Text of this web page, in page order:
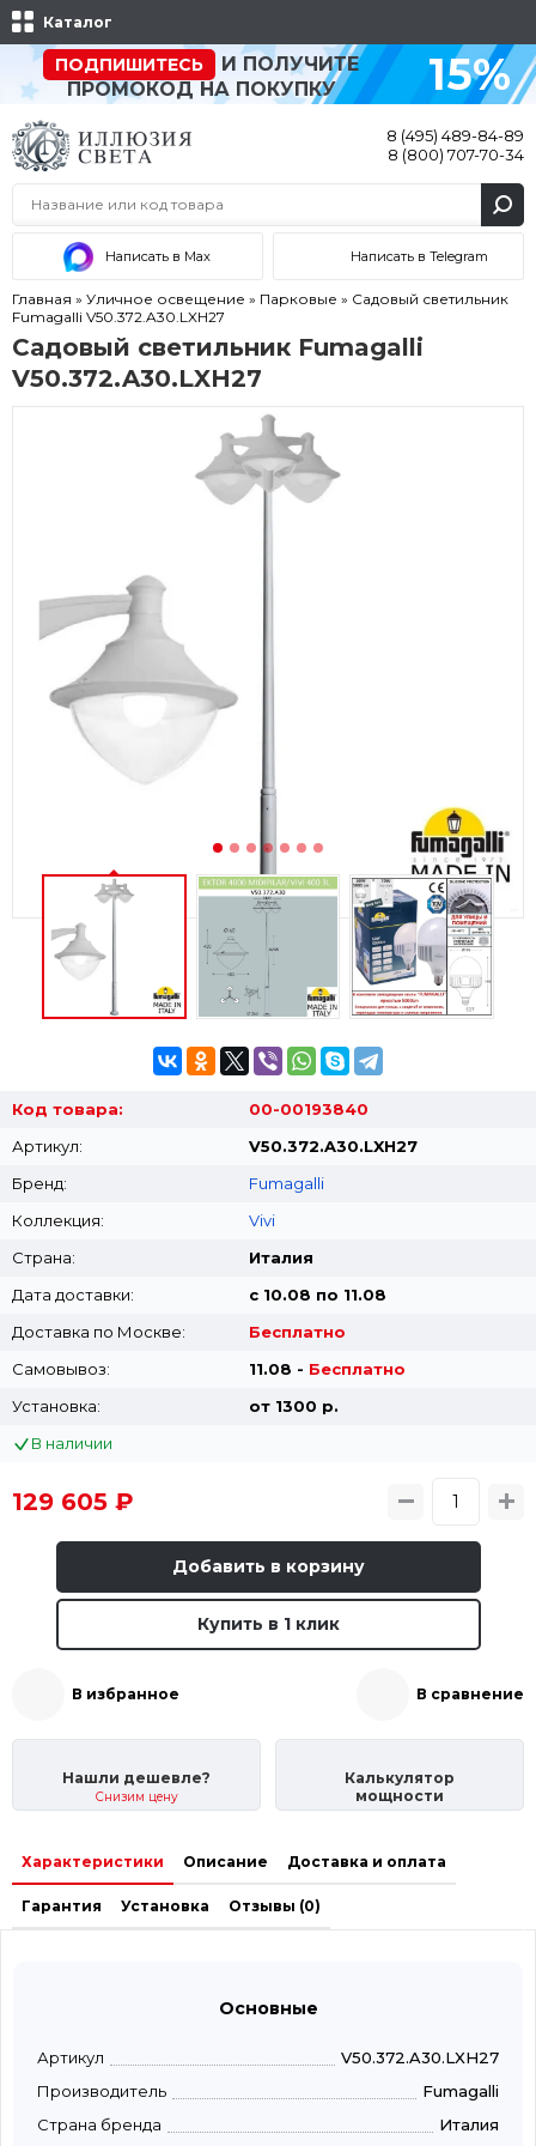
Каталог
ПОДПИШИТЕСЬ
И ПОЛУЧИТЕ
ПРОМОКОД НА ПОКУПКУ
15%
8 (495) 489-84-89
8 (800) 707-70-34
Написать в Max Написать в Telegram
Главная » Уличное освещение » Парковые » Садовый светильник
Fumagalli V50.372.A30.LXH27
Садовый светильник Fumagalli
V50.372.A30.LXH27
Код товара:
00-00193840
Артикул:
V50.372.A30.LXH27
Бренд:
Fumagalli
Коллекция:
Vivi
Страна:
Италия
Дата доставки:
с 10.08 по 11.08
Доставка по Москве:
Бесплатно
Самовывоз:
11.08 - Бесплатно
Установка:
от 1300 p.
В наличии
129 605 ₽
Добавить в корзину
Купить в 1 клик
В избранное В сравнение
Нашли дешевле?
Снизим цену
Калькулятор
мощности
Характеристики Описание Доставка и оплата
Гарантия Установка Отзывы (0)
Основные
Артикул
V50.372.A30.LXH27
Производитель
Fumagalli
Страна бренда
Италия